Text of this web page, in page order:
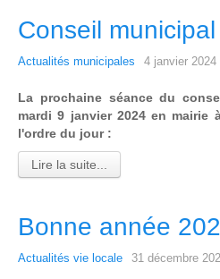
Conseil municipal
Actualités municipales 4 janvier 2024
La prochaine séance du
mardi 9 janvier 2024 en mairie
l'ordre du jour :
Lire la suite...
Bonne année
Actualités vie locale 31 décembre